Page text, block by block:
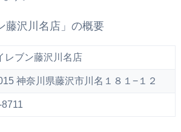
藤沢川名店」の概要
レブン藤沢川名店
神奈川県藤沢市川名１８１−１２